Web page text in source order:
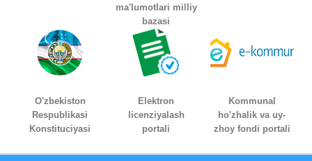
ma'lumotlari milliy
bazasi
O'zbekiston
Respublikasi
Konstituciyasi
Elektron
licenziyalash
portali
Kommunal
ho'zhalik va uy-
zhoy fondi portali